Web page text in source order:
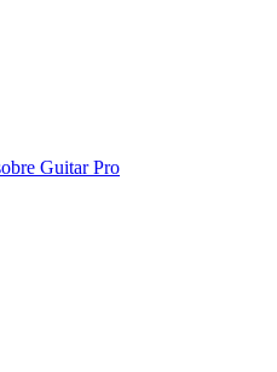
Guitar Pro